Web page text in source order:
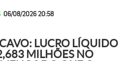
06/08/2026 20:58
LUCRO LÍQUIDO
MILHÕES NO